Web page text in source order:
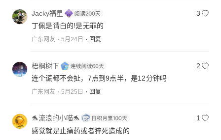
Jacky福星
3
丁佩是请白的!是无罪的
广东网友 5月24日 回复
梧桐树下
2
连个谎都不会扯，7点到9点半，是12分钟吗
广东网友 5月25日 回复
🐬流浪的小喵🐬
1
感觉就是止痛药或者猝死造成的